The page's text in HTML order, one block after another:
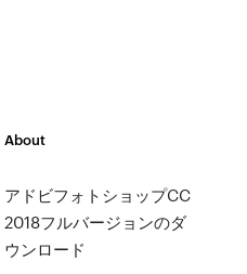
About
アドビフォトショップCC
2018フルバージョンのダ
ウンロード